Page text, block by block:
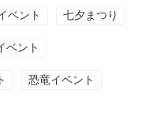
ベント 七夕まつり
ベント
恐竜イベント